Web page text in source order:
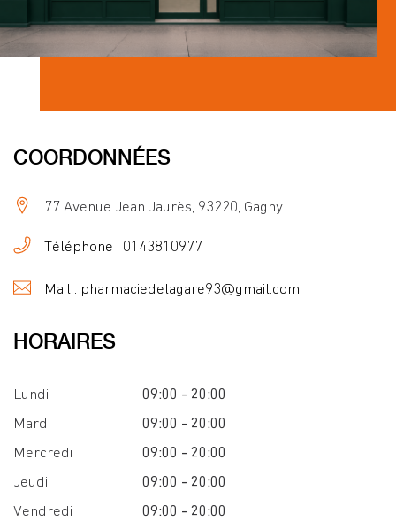
COORDONNÉES
77 Avenue Jean Jaurès, 93220, Gagny
Téléphone : 0143810977
Mail : pharmaciedelagare93@gmail.com
HORAIRES
Lundi
09:00 - 20:00
Mardi
09:00 - 20:00
Mercredi
09:00 - 20:00
Jeudi
09:00 - 20:00
Vendredi
09:00 - 20:00